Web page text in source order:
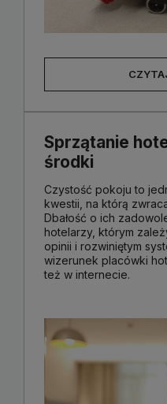
Sprzątanie
środki
Czystość pokoju to
kwestii, na którą
Dbałość o ich
hotelarzy, którym
opinii i rozwiniętym
wizerunek placówki
też w internecie.